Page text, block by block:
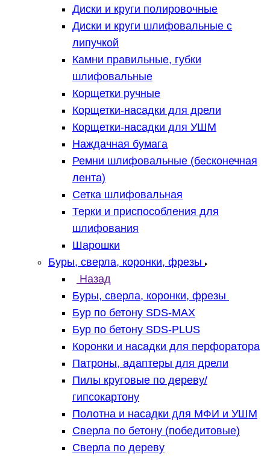
Диски и круги полировочные
Диски и круги шлифовальные с
липучкой
Камни правильные, губки
шлифовальные
Корщетки ручные
Корщетки-насадки для дрели
Корщетки-насадки для УШМ
Наждачная бумага
Ремни шлифовальные (бесконечная
лента)
Сетка шлифовальная
Терки и приспособления для
шлифования
Шарошки
Буры, сверла, коронки, фрезы
Назад
Буры, сверла, коронки, фрезы
Бур по бетону SDS-MAX
Бур по бетону SDS-PLUS
Коронки и насадки для перфоратора
Патроны, адаптеры для дрели
Пилы круговые по дереву/
гипсокартону
Полотна и насадки для МФИ и УШМ
Сверла по бетону (победитовые)
Сверла по дереву